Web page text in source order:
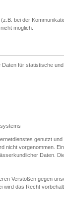
bei der
möglich.
für statistische
genutzt
nicht vorgenommen.
Daten.
Verstößen gegen
das Recht